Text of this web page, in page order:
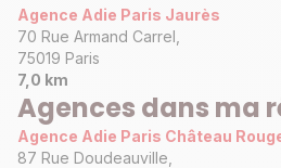
Agence Adie Paris Jaurès
70 Rue Armand Carrel,
75019 Paris
7,0 km
Agences dans ma
Agence Adie Paris Château
87 Rue Doudeauville,